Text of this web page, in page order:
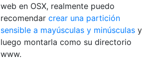
web en OSX, realmente puedo
recomendar crear una partición
sensible a mayúsculas y minúsculas y
luego montarla como su directorio
www.